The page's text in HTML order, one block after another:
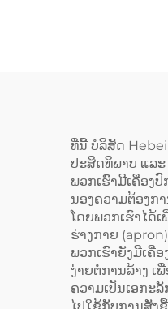
ທີ່ນີ້ ບໍລິສັດ
ປະສິດທິພາບ ແລ
ພວກເຮົາມີເຄື່ອງ
ນອງຄວາມຕ້ອງກ
ໂດຍພວກເຮົາໄດ້
ຮ່າງກາຍ
ພວກເຮົາຍັງມີເຄື່
ງ່າຍຕໍ່ການລ້າງ
ຄວາມເປັນເອກະ